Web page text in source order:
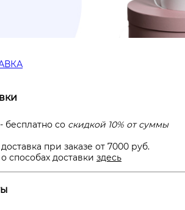
бесплатно со скидкой 10% от суммы
при заказе от 7000 руб.
способах доставки здесь